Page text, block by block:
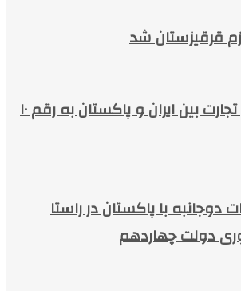
قرقیزستان شد
افزایش حجم تجارت بین ایران و پاکستان به رقم ۱۰
دوجانبه با پاکستان در راستا
دولت چهاردهم